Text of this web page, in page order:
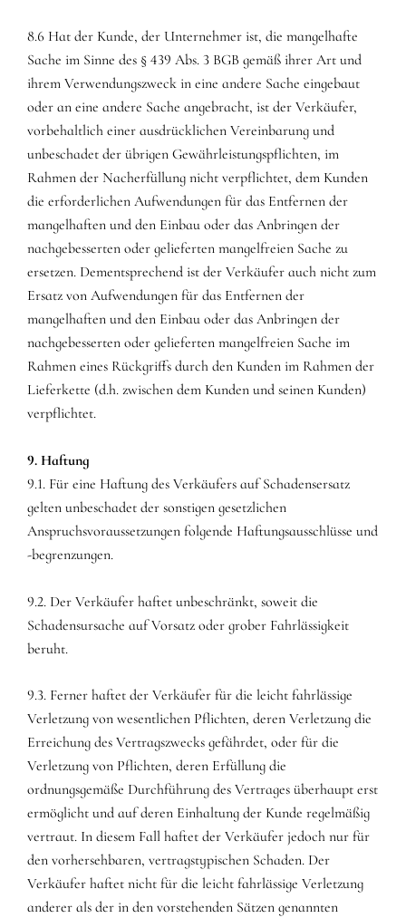
8.6 Hat der Kunde, der Unternehmer ist, die mangelhafte
Sache im Sinne des § 439 Abs. 3 BGB gemäß ihrer Art und
ihrem Verwendungszweck in eine andere Sache eingebaut
oder an eine andere Sache angebracht, ist der Verkäufer,
vorbehaltlich einer ausdrücklichen Vereinbarung und
unbeschadet der übrigen Gewährleistungspflichten, im
Rahmen der Nacherfüllung nicht verpflichtet, dem Kunden
die erforderlichen Aufwendungen für das Entfernen der
mangelhaften und den Einbau oder das Anbringen der
nachgebesserten oder gelieferten mangelfreien Sache zu
ersetzen. Dementsprechend ist der Verkäufer auch nicht zum
Ersatz von Aufwendungen für das Entfernen der
mangelhaften und den Einbau oder das Anbringen der
nachgebesserten oder gelieferten mangelfreien Sache im
Rahmen eines Rückgriffs durch den Kunden im Rahmen der
Lieferkette (d.h. zwischen dem Kunden und seinen Kunden)
verpflichtet.
9. Haftung
9.1. Für eine Haftung des Verkäufers auf Schadensersatz
gelten unbeschadet der sonstigen gesetzlichen
Anspruchsvoraussetzungen folgende Haftungsausschlüsse und
-begrenzungen.
9.2. Der Verkäufer haftet unbeschränkt, soweit die
Schadensursache auf Vorsatz oder grober Fahrlässigkeit
beruht.
9.3. Ferner haftet der Verkäufer für die leicht fahrlässige
Verletzung von wesentlichen Pflichten, deren Verletzung die
Erreichung des Vertragszwecks gefährdet, oder für die
Verletzung von Pflichten, deren Erfüllung die
ordnungsgemäße Durchführung des Vertrages überhaupt erst
ermöglicht und auf deren Einhaltung der Kunde regelmäßig
vertraut. In diesem Fall haftet der Verkäufer jedoch nur für
den vorhersehbaren, vertragstypischen Schaden. Der
Verkäufer haftet nicht für die leicht fahrlässige Verletzung
anderer als der in den vorstehenden Sätzen genannten